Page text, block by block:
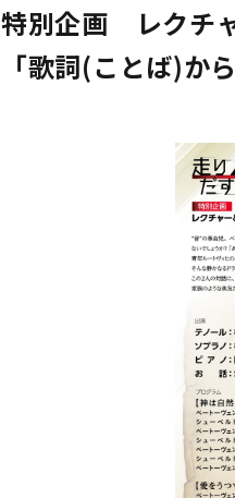
特別企画 レクチ
「歌詞(ことば)か